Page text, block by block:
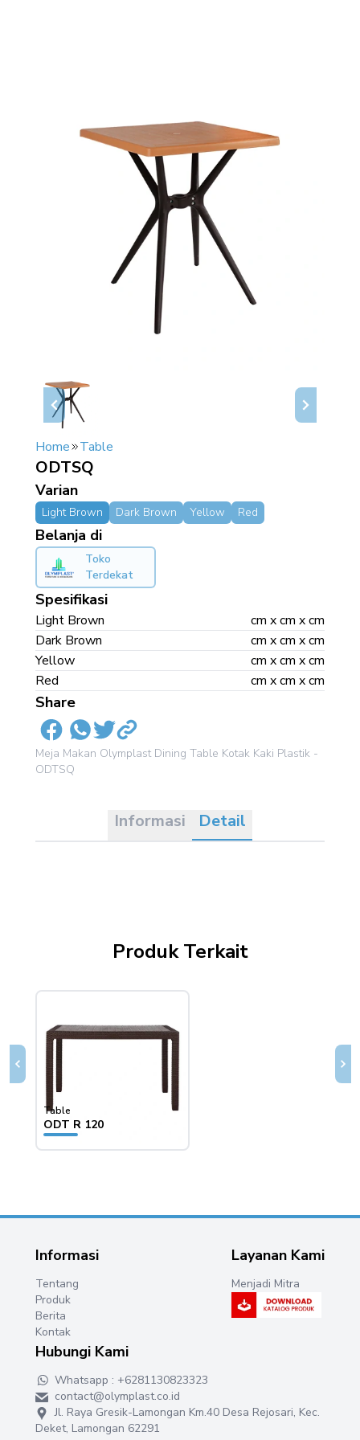
Home Table
ODTSQ
Varian
Light Brown Dark Brown Yellow Red
Belanja di
Toko
Terdekat
Spesifikasi
Light Brown
cm x cm x cm
Dark Brown
cm x cm x cm
Yellow
cm x cm x cm
Red
cm x cm x cm
Share
Meja Makan Olymplast Dining Table Kotak Kaki Plastik -
ODTSQ
Informasi Detail
Produk Terkait
Table
ODT R 120
Informasi
Tentang
Produk
Berita
Kontak
Layanan Kami
Menjadi Mitra
Hubungi Kami
Whatsapp : +6281130823323
contact@olymplast.co.id
Jl. Raya Gresik-Lamongan Km.40 Desa Rejosari, Kec.
Deket, Lamongan 62291